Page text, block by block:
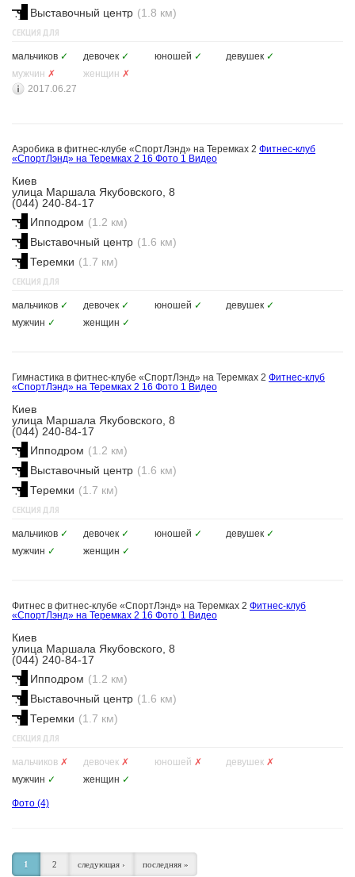
Выставочный центр (1.8 км)
СЕКЦИЯ ДЛЯ
мальчиков ✓ девочек ✓ юношей ✓ девушек ✓
мужчин ✗ женщин ✗
2017.06.27
Аэробика в фитнес-клубе «СпортЛэнд» на Теремках 2 Фитнес-клуб
«СпортЛэнд» на Теремках 2 16 Фото 1 Видео
Киев
улица Маршала Якубовского, 8
(044) 240-84-17
Ипподром (1.2 км)
Выставочный центр (1.6 км)
Теремки (1.7 км)
СЕКЦИЯ ДЛЯ
мальчиков ✓ девочек ✓ юношей ✓ девушек ✓
мужчин ✓ женщин ✓
Гимнастика в фитнес-клубе «СпортЛэнд» на Теремках 2 Фитнес-клуб
«СпортЛэнд» на Теремках 2 16 Фото 1 Видео
Киев
улица Маршала Якубовского, 8
(044) 240-84-17
Ипподром (1.2 км)
Выставочный центр (1.6 км)
Теремки (1.7 км)
СЕКЦИЯ ДЛЯ
мальчиков ✓ девочек ✓ юношей ✓ девушек ✓
мужчин ✓ женщин ✓
Фитнес в фитнес-клубе «СпортЛэнд» на Теремках 2 Фитнес-клуб
«СпортЛэнд» на Теремках 2 16 Фото 1 Видео
Киев
улица Маршала Якубовского, 8
(044) 240-84-17
Ипподром (1.2 км)
Выставочный центр (1.6 км)
Теремки (1.7 км)
СЕКЦИЯ ДЛЯ
мальчиков ✗ девочек ✗ юношей ✗ девушек ✗
мужчин ✓ женщин ✓
Фото (4)
1 2 следующая › последняя »